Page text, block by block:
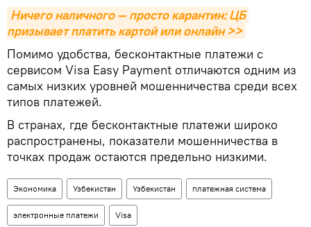
Ничего наличного — просто карантин: ЦБ
призывает платить картой или онлайн >>
Помимо удобства, бесконтактные платежи с
сервисом Visa Easy Payment отличаются одним из
самых низких уровней мошенничества среди всех
типов платежей.
В странах, где бесконтактные платежи широко
распространены, показатели мошенничества в
точках продаж остаются предельно низкими.
Экономика Узбекистан Узбекистан платежная система
электронные платежи Visa